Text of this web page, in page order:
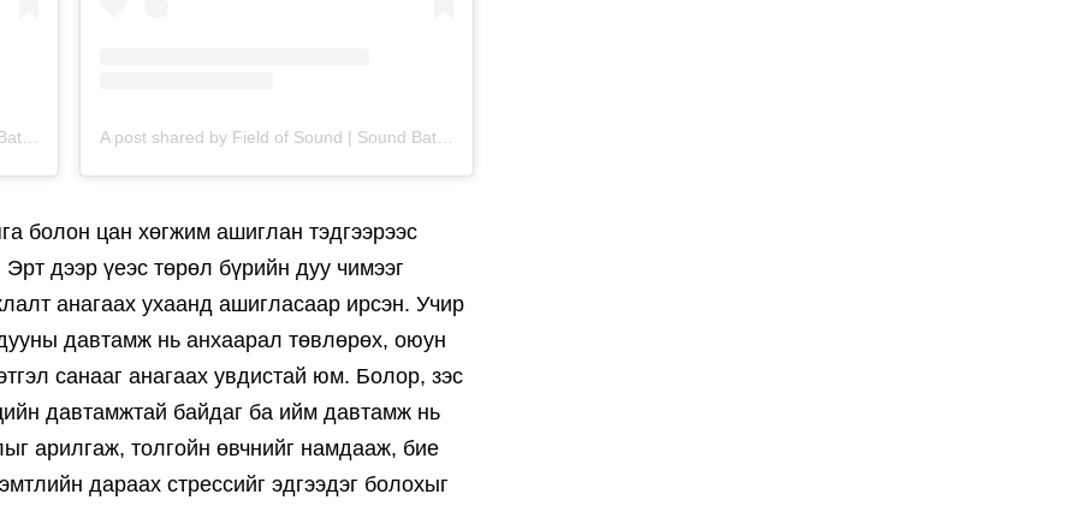
болон цан хөгжим ашиглан тэдгээрээс
дээр үеэс төрөл бүрийн дуу чимээг
анагаах ухаанд ашигласаар ирсэн. Учир
давтамж нь анхаарал төвлөрөх, оюун
санааг анагаах увдистай юм. Болор, зэс
давтамжтай байдаг ба ийм давтамж нь
арилгаж, толгойн өвчнийг намдааж, бие
дараах стрессийг эдгээдэг болохыг